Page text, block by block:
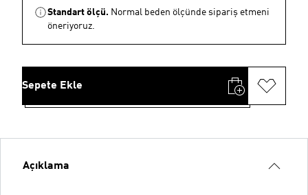
Standart ölçü. Normal beden ölçünde sipariş etmeni
öneriyoruz.
Sepete Ekle
Açıklama